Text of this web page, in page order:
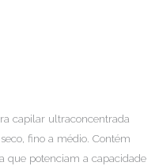
capilar ultraconcentrada
fino a médio. Contém
que potenciam a capacidade